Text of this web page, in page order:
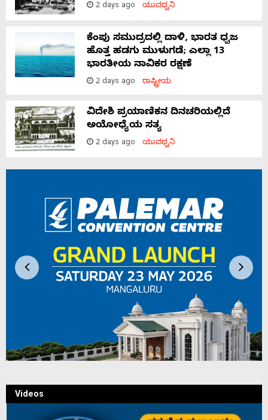
2 days ago ಯುವಧ್ವನಿ
ಕೆಂಪು ಸಮುದ್ರದಲ್ಲಿ ದಾಳಿ, ಭಾರತ ಧ್ವಜ
ಹೊತ್ತ ಹಡಗು ಮುಳುಗಡೆ; ಎಲ್ಲಾ 13
ಭಾರತೀಯ ನಾವಿಕರ ರಕ್ಷಣೆ
2 days ago ರಾಷ್ಟ್ರೀಯ
ವಿದೇಶಿ ಪ್ರಯಾಣಿಕನ ದಿನಚರಿಯಲ್ಲಿದೆ
ಅಯೋಧ್ಯೆಯ ಸತ್ಯ
2 days ago ಯುವಧ್ವನಿ
Videos